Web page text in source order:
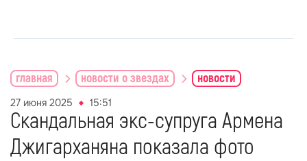
главная новости о звездах новости
27 июня 2025 15:51
Скандальная экс-супруга Армена
Джигарханяна показала фото